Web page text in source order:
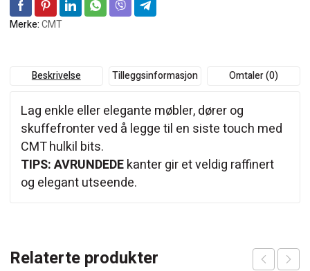
Merke:CMT
Beskrivelse Tilleggsinformasjon Omtaler (0)
Lag enkle eller elegante møbler, dører og
skuffefronter ved å legge til en siste touch med
CMT hulkil bits.
TIPS: AVRUNDEDEkanter gir et veldig raffinert
og elegant utseende.
Relaterte produkter